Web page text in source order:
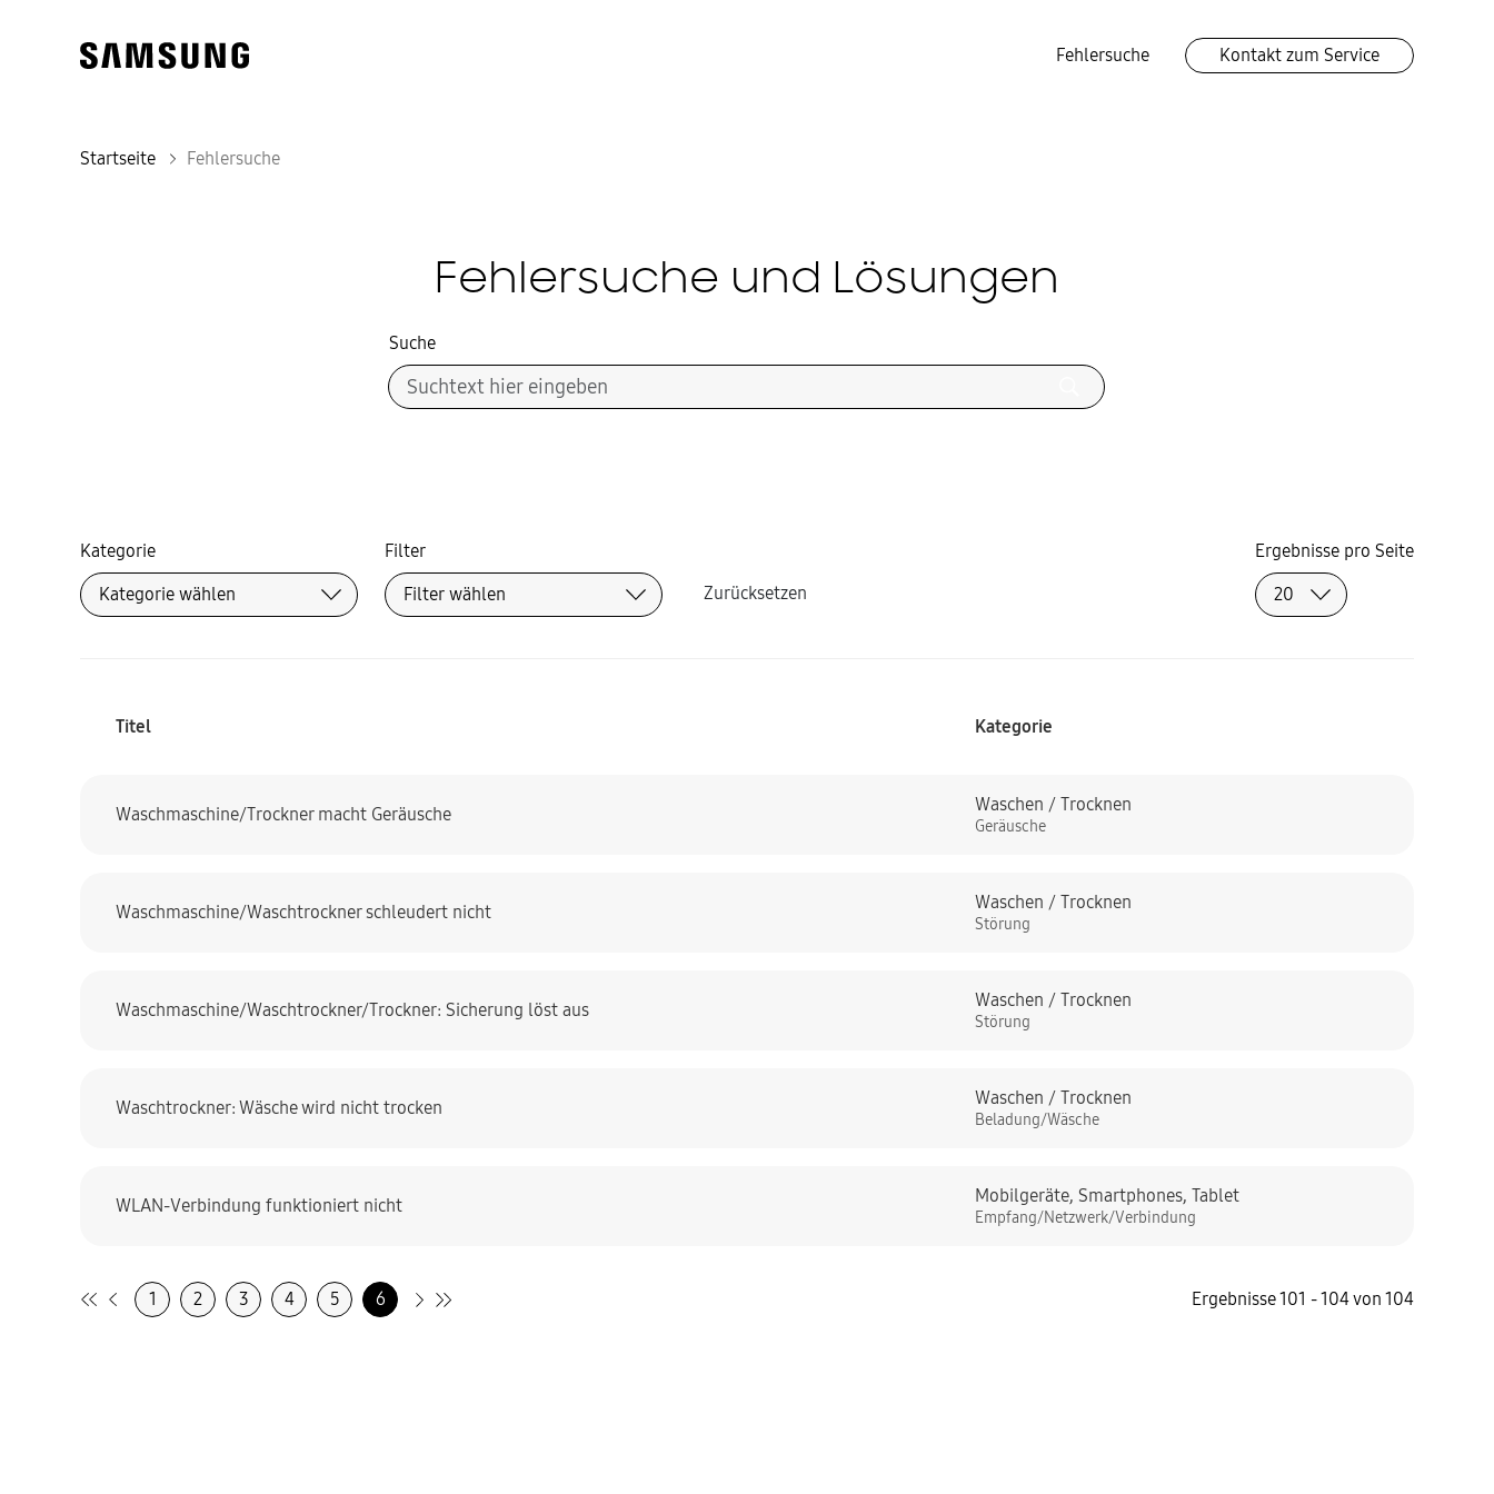
Fehlersuche Kontakt zum Service
Startseite Fehlersuche
Fehlersuche und Lösungen
Suche
Kategorie
Filter
Zurücksetzen
Ergebnisse pro Seite
Titel Kategorie
Waschmaschine/Trockner macht Geräusche Waschen / Trocknen
Geräusche
Waschmaschine/Waschtrockner schleudert nicht Waschen / Trocknen
Störung
Waschmaschine/Waschtrockner/Trockner: Sicherung löst aus Waschen / Trocknen
Störung
Waschtrockner: Wäsche wird nicht trocken Waschen / Trocknen
Beladung/Wäsche
WLAN-Verbindung funktioniert nicht Mobilgeräte,Smartphones,Tablet
Empfang/Netzwerk/Verbindung
1 2 3 4 5 6 Ergebnisse 101 - 104 von 104